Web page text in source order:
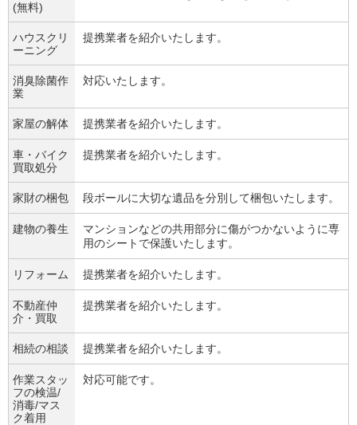
(無料)
ハウスクリ
ーニング
提携業者を紹介いたします。
消臭除菌作
業
対応いたします。
家屋の解体 提携業者を紹介いたします。
車・バイク
買取処分
提携業者を紹介いたします。
家財の梱包 段ボールに大切な遺品を分別して梱包いたします。
建物の養生
マンションなどの共用部分に傷がつかないように専
用のシートで保護いたします。
リフォーム 提携業者を紹介いたします。
不動産仲
介・買取
提携業者を紹介いたします。
相続の相談 提携業者を紹介いたします。
作業スタッ
フの検温/
消毒/マス
ク着用
対応可能です。